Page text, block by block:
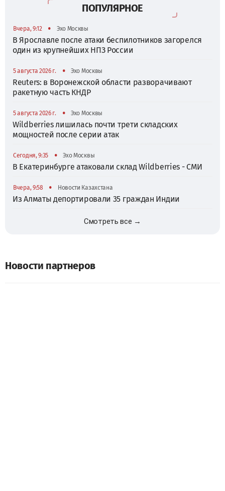
ПОПУЛЯРНОЕ
Вчера, 9:12 • Эхо Москвы
В Ярославле после атаки беспилотников загорелся
один из крупнейших НПЗ России
5 августа 2026 г. • Эхо Москвы
Reuters: в Воронежской области разворачивают
ракетную часть КНДР
5 августа 2026 г. • Эхо Москвы
Wildberries лишилась почти трети складских
мощностей после серии атак
Сегодня, 9:35 • Эхо Москвы
В Екатеринбурге атаковали склад Wildberries - СМИ
Вчера, 9:58 • Новости Казахстана
Из Алматы депортировали 35 граждан Индии
Смотреть все →
Новости партнеров